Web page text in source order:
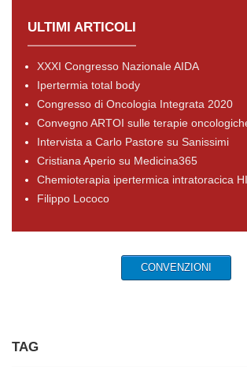
ULTIMI ARTICOLI
XXXI Congresso Nazionale AIDA
Ipertermia total body
Congresso di Oncologia Integrata 2020
Convegno ARTOI sulle terapie
Intervista a Carlo Pastore su Sanissimi
Cristiana Aperio su Medicina365
Chemioterapia ipertermica intratoracica
Filippo Lococo
CONVENZIONI
TAG